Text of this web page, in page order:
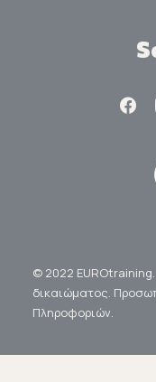
© 2022
δικαιώματος.
Πληροφοριών.